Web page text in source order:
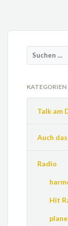
KATEGORIEN
Talk am
Auch
Radio
Hit